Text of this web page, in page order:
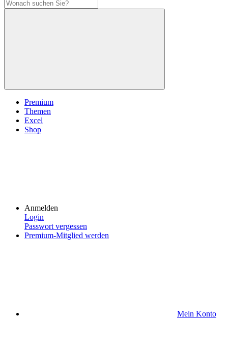
Premium
Themen
Excel
Shop
Anmelden
Login
Passwort vergessen
Premium-Mitglied werden
Mein Konto